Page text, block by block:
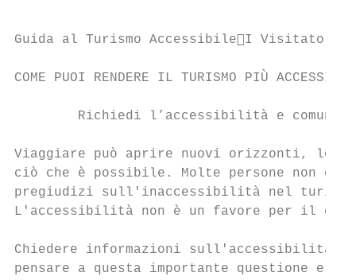
Guida al Turismo AccessibileI Visitatori
COME PUOI RENDERE IL TURISMO PIÙ
Richiedi l’accessibilità e
Viaggiare può aprire nuovi orizzonti,
ciò che è possibile. Molte persone non
pregiudizi sull'inaccessibilità nel
L'accessibilità non è un favore per il
Chiedere informazioni
pensare a questa importante questione